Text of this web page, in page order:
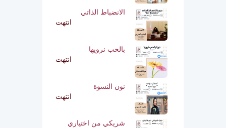
الانضباط الذاتي
انتهت
بالحب نرويها
انتهت
نون النسوة
انتهت
شريكي من اختياري